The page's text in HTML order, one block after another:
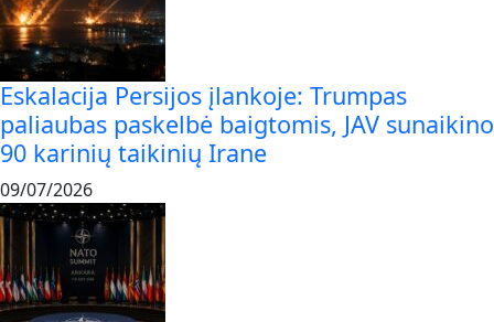
Eskalacija Persijos įlankoje: Trumpas
paliaubas paskelbė baigtomis, JAV sunaikino
90 karinių taikinių Irane
09/07/2026